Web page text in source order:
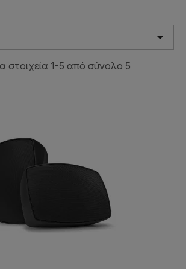

στοιχεία 1-5 από σύνολο 5